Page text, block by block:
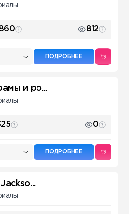
812
ПОДРОБНЕЕ
и ро...
0
ПОДРОБНЕЕ